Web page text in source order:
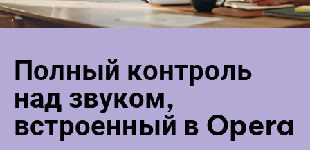
Полный контроль
над звуком,
встроенный в Opera